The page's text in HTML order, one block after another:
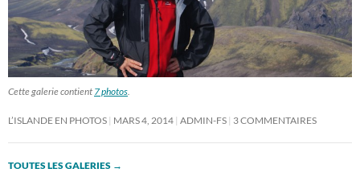
Cette galerie contient 7 photos.
L’ISLANDE EN PHOTOS MARS 4, 2014 ADMIN-FS 3 COMMENTAIRES
TOUTES LES GALERIES →